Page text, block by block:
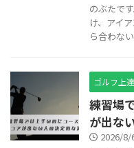
のぶたで
け、アイ
ら合わな
ゴルフ上達
練習場
が出な
2026/8/